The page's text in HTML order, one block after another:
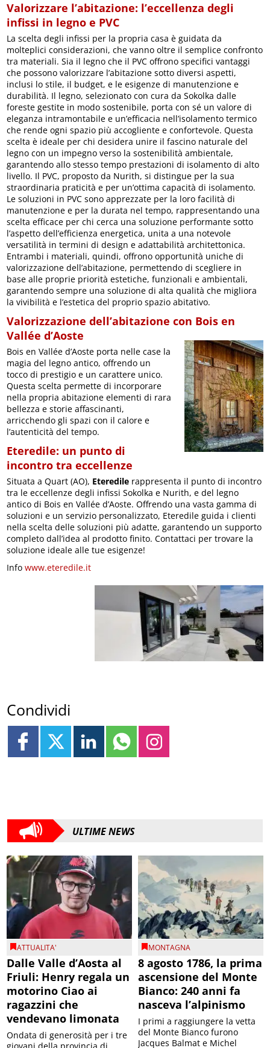
Valorizzare l’abitazione: l’eccellenza degli
infissi in legno e PVC
La scelta degli infissi per la propria casa è guidata da
molteplici considerazioni, che vanno oltre il semplice confronto
tra materiali. Sia il legno che il PVC offrono specifici vantaggi
che possono valorizzare l’abitazione sotto diversi aspetti,
inclusi lo stile, il budget, e le esigenze di manutenzione e
durabilità. Il legno, selezionato con cura da Sokolka dalle
foreste gestite in modo sostenibile, porta con sé un valore di
eleganza intramontabile e un’efficacia nell’isolamento termico
che rende ogni spazio più accogliente e confortevole. Questa
scelta è ideale per chi desidera unire il fascino naturale del
legno con un impegno verso la sostenibilità ambientale,
garantendo allo stesso tempo prestazioni di isolamento di alto
livello. Il PVC, proposto da Nurith, si distingue per la sua
straordinaria praticità e per un’ottima capacità di isolamento.
Le soluzioni in PVC sono apprezzate per la loro facilità di
manutenzione e per la durata nel tempo, rappresentando una
scelta efficace per chi cerca una soluzione performante sotto
l’aspetto dell’efficienza energetica, unita a una notevole
versatilità in termini di design e adattabilità architettonica.
Entrambi i materiali, quindi, offrono opportunità uniche di
valorizzazione dell’abitazione, permettendo di scegliere in
base alle proprie priorità estetiche, funzionali e ambientali,
garantendo sempre una soluzione di alta qualità che migliora
la vivibilità e l’estetica del proprio spazio abitativo.
Valorizzazione dell’abitazione con Bois en
Vallée d’Aoste
Bois en Vallée d’Aoste porta nelle case la
magia del legno antico, offrendo un
tocco di prestigio e un carattere unico.
Questa scelta permette di incorporare
nella propria abitazione elementi di rara
bellezza e storie affascinanti,
arricchendo gli spazi con il calore e
l’autenticità del tempo.
Eteredile: un punto di
incontro tra eccellenze
Situata a Quart (AO), Eteredile rappresenta il punto di incontro
tra le eccellenze degli infissi Sokolka e Nurith, e del legno
antico di Bois en Vallée d’Aoste. Offrendo una vasta gamma di
soluzioni e un servizio personalizzato, Eteredile guida i clienti
nella scelta delle soluzioni più adatte, garantendo un supporto
completo dall’idea al prodotto finito. Contattaci per trovare la
soluzione ideale alle tue esigenze!
Infowww.eteredile.it
Condividi
ULTIME NEWS
ATTUALITA'
Dalle Valle d’Aosta al
Friuli: Henry regala un
motorino Ciao ai
ragazzini che
vendevano limonata
Ondata di generosità per i tre
MONTAGNA
8 agosto 1786, la prima
ascensione del Monte
Bianco: 240 anni fa
nasceva l’alpinismo
I primi a raggiungere la vetta
del Monte Bianco furono
Jacques Balmat e Michel